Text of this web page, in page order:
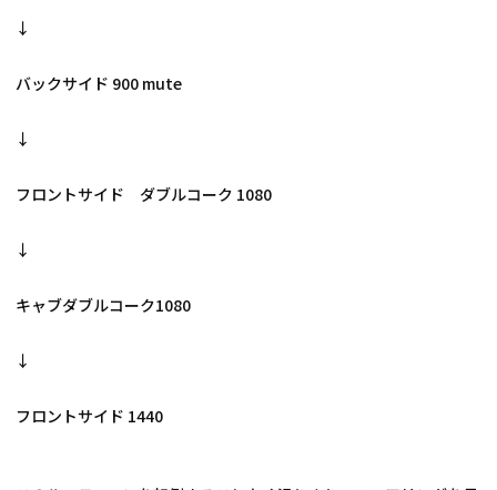
↓
バックサイド 900 mute
↓
フロントサイド　ダブルコーク 1080
↓
キャブダブルコーク1080
↓
フロントサイド 1440